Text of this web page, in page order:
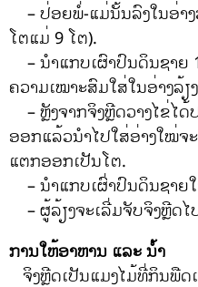
– ປ່ອຍພໍ່-ແມ່ນັ້ນລົງໃນອ່າງ
ໂຕແມ່ 9 ໂຕ).
– ນໍາແກບເຜົາປົນດິນຊາຍ
ຄວາມເໝາະສົມໃສ່ໃນອ່າງລ້ຽ
– ຫຼັງຈາກຈິງຫຼີດວາງໄຂ່ໄດ້
ອອກແລ້ວນໍາໄປໃສ່ອ່າງໃໝ່ຈ
ແຕກອອກເປັນໂຕ.
– ນໍາແກບເຜົ່າປົນດິນຊາຍໃ
– ຜູ້ລ້ຽງຈະເລີ່ມຈັບຈິງຫຼີດ
ການໃຫ້ອາຫານ ແລະ ນໍ້າ
ຈິງຫຼີດເປັນແມງໄມ້ທີ່ກິນພືດ